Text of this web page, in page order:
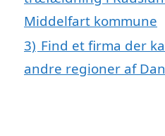
Middelfart kommune
3) Find et firma der
andre regioner af